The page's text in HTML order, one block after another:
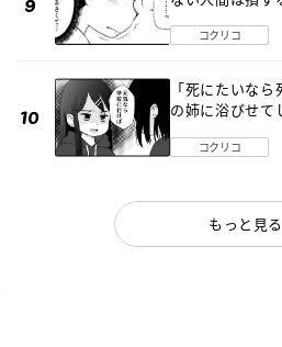
コクリコ
「死にたいな
の姉に浴びせて
コクリコ
もっと見る